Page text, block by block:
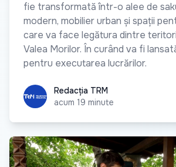
fie transformată într-o alee de
modern, mobilier urban și spații
care va face legătura dintre
Valea Morilor. În curând va fi
pentru executarea lucrărilor.
Redacția TRM
Redacția TRM
acum 19 minute